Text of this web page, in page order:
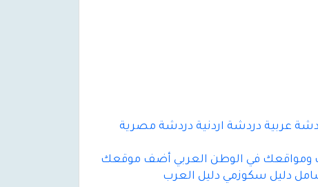
عربية دردشة اردنية دردشة مصرية
ومواقعك في الوطن العربي أضف موقعك
دليل سكوزمي دليل العرب